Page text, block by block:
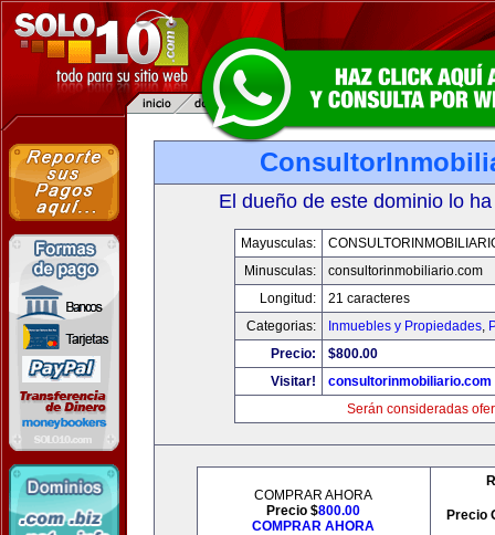
El dueño de este dominio lo
Mayusculas:
Minusculas:
consultorinmobiliario.com
Longitud:
21 caracteres
Categorias:
Inmuebles y Propiedades,
Precio:
$800.00
Visitar!
consultorinmobiliario.com
Serán consideradas
COMPRAR AHORA
Precio $800.00
COMPRAR AHORA
Precio